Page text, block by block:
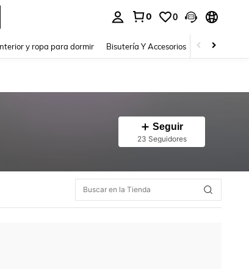
0 0
y ropa para dormir Bisutería Y Accesorios Zapatos
Seguir
23 Seguidores